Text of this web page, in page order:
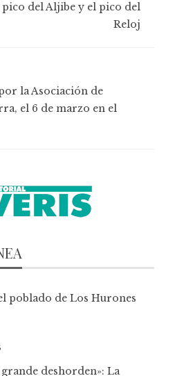
pico del Aljibe y el pico del
Reloj
la Asociación de
el 6 de marzo en el
poblado de Los Hurones
deshorden»: La